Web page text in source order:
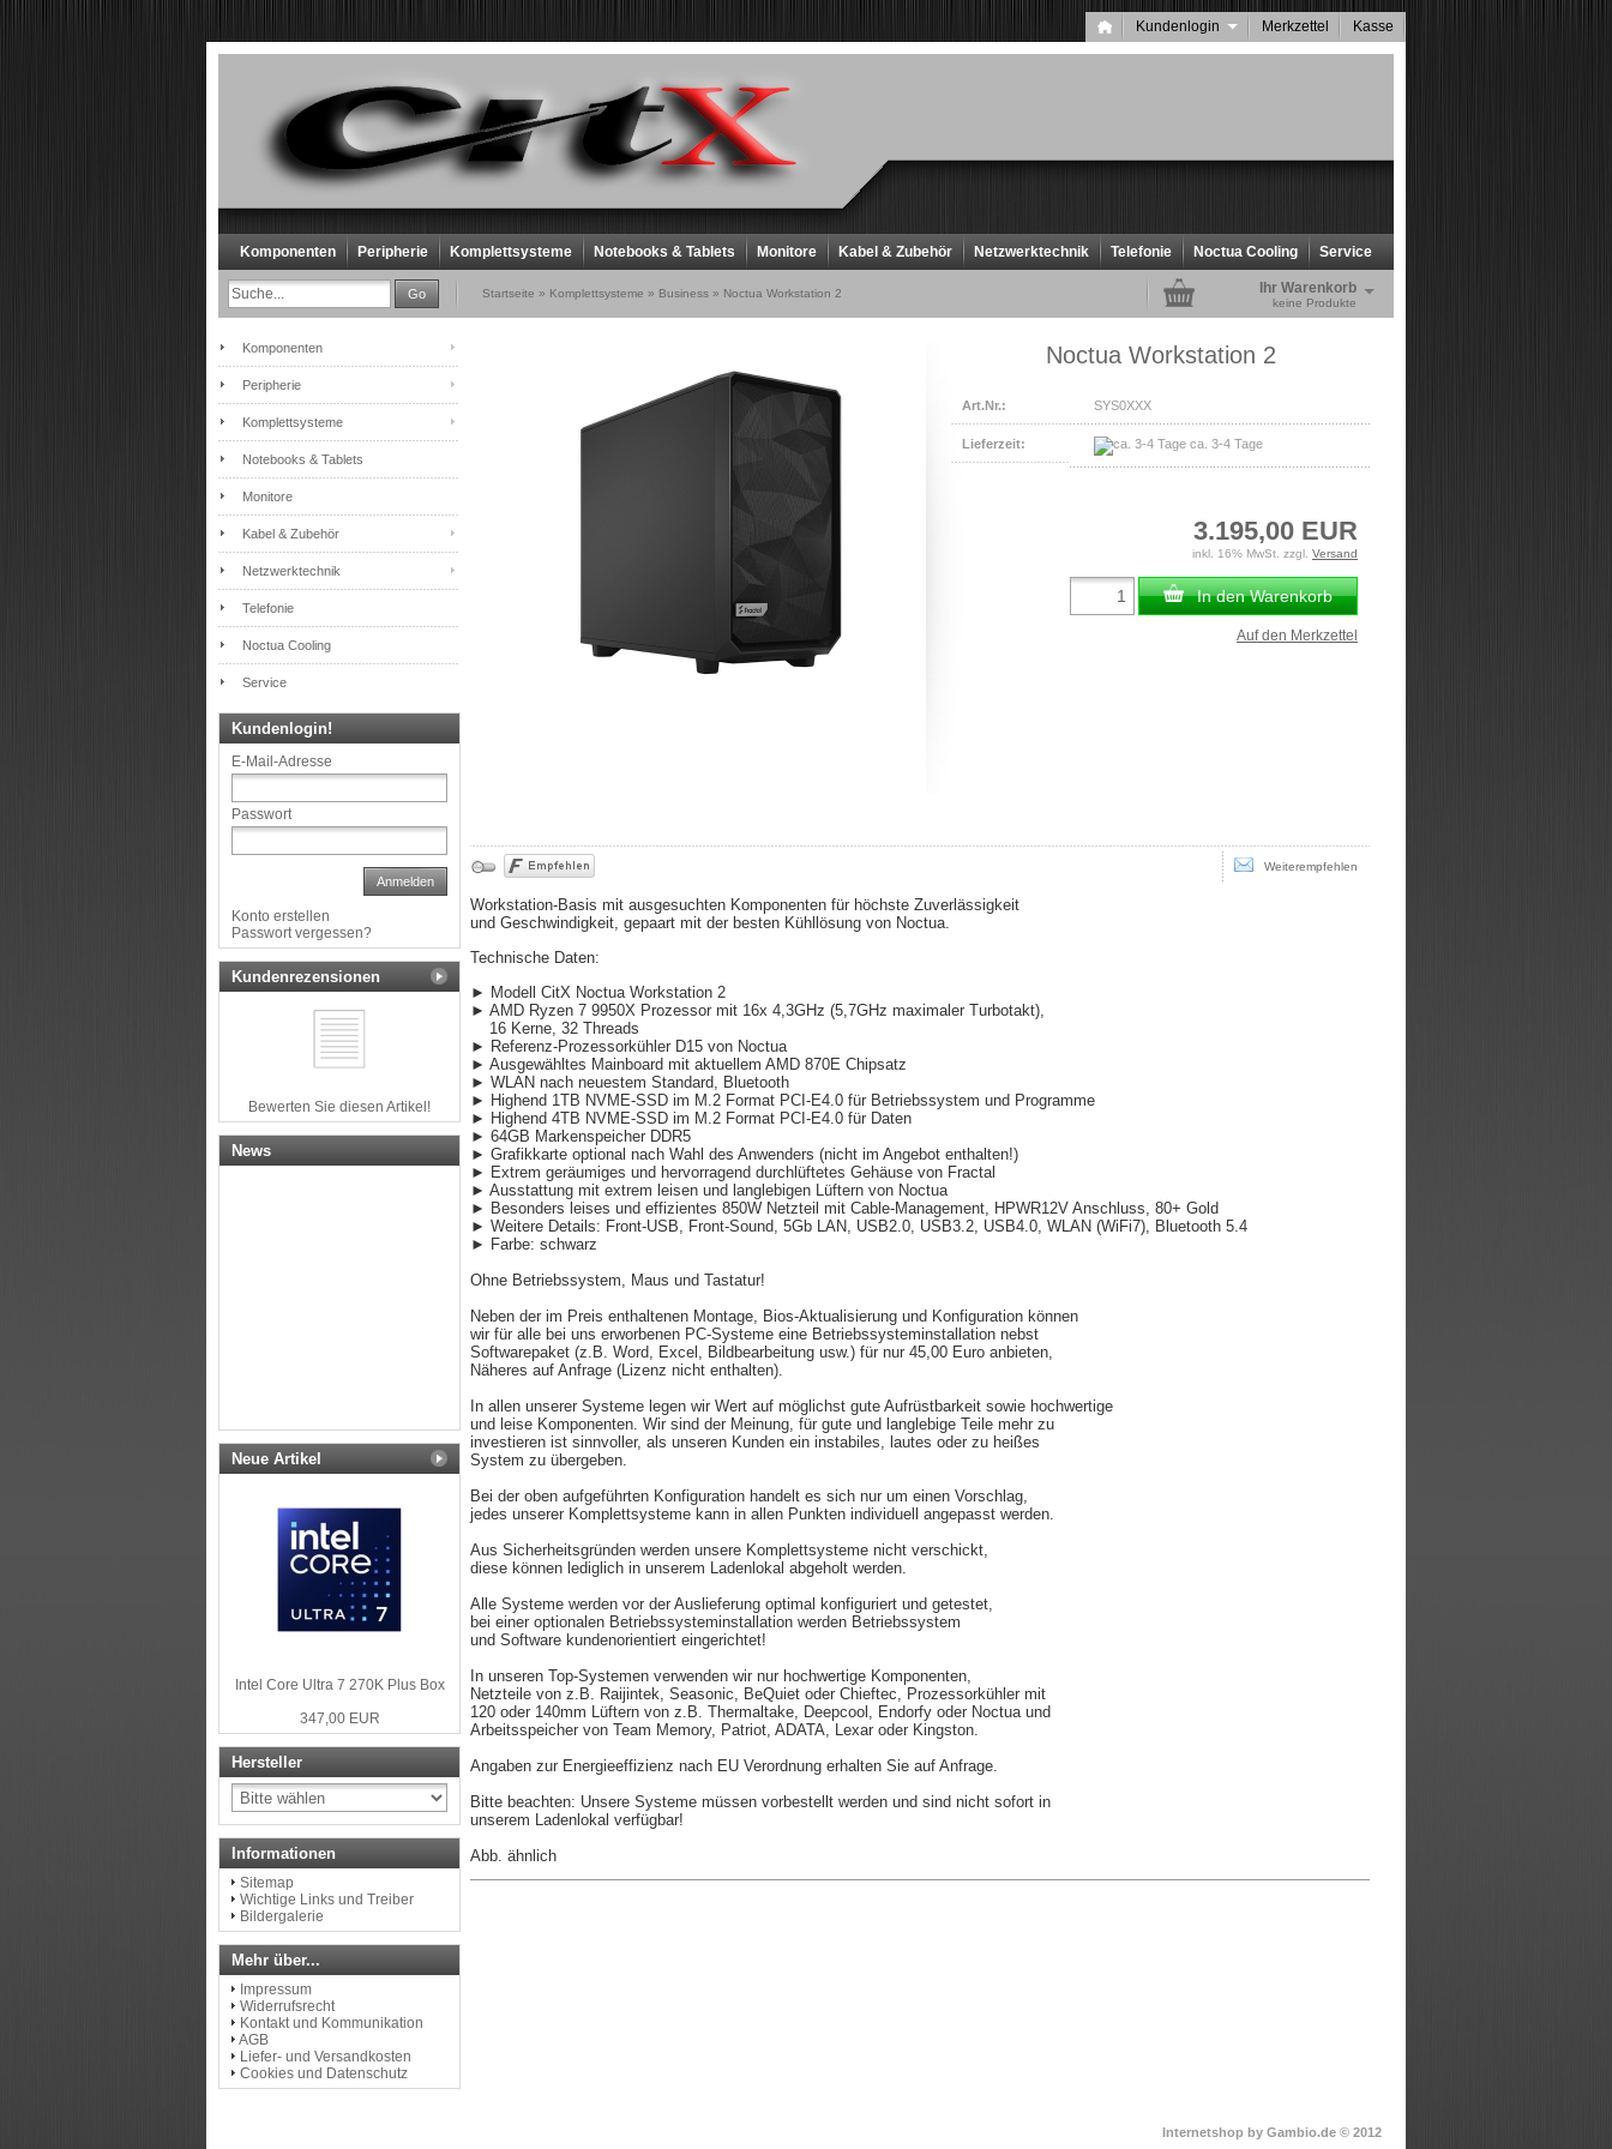
Kundenlogin Merkzettel Kasse
Komponenten Peripherie Komplettsysteme Notebooks & Tablets Monitore Kabel & Zubehör Netzwerktechnik Telefonie Noctua Cooling Service
Go Startseite » Komplettsysteme » Business » Noctua Workstation 2 Ihr Warenkorb
keine Produkte
Noctua Workstation 2
Art.Nr.: SYS0XXX
Lieferzeit: ca. 3-4 Tage
3.195,00 EUR
inkl. 16% MwSt. zzgl. Versand
In den Warenkorb
Auf den Merkzettel
Weiterempfehlen
Workstation-Basis mit ausgesuchten Komponenten für höchste Zuverlässigkeit
und Geschwindigkeit, gepaart mit der besten Kühllösung von Noctua.
Technische Daten:
► Modell CitX Noctua Workstation 2
► AMD Ryzen 7 9950X Prozessor mit 16x 4,3GHz (5,7GHz maximaler Turbotakt),
16 Kerne, 32 Threads
► Referenz-Prozessorkühler D15 von Noctua
► Ausgewähltes Mainboard mit aktuellem AMD 870E Chipsatz
► WLAN nach neuestem Standard, Bluetooth
► Highend 1TB NVME-SSD im M.2 Format PCI-E4.0 für Betriebssystem und Programme
► Highend 4TB NVME-SSD im M.2 Format PCI-E4.0 für Daten
► 64GB Markenspeicher DDR5
► Grafikkarte optional nach Wahl des Anwenders (nicht im Angebot enthalten!)
► Extrem geräumiges und hervorragend durchlüftetes Gehäuse von Fractal
► Ausstattung mit extrem leisen und langlebigen Lüftern von Noctua
► Besonders leises und effizientes 850W Netzteil mit Cable-Management, HPWR12V Anschluss, 80+ Gold
► Weitere Details: Front-USB, Front-Sound, 5Gb LAN, USB2.0, USB3.2, USB4.0, WLAN (WiFi7), Bluetooth 5.4
► Farbe: schwarz
Ohne Betriebssystem, Maus und Tastatur!
Neben der im Preis enthaltenen Montage, Bios-Aktualisierung und Konfiguration können
wir für alle bei uns erworbenen PC-Systeme eine Betriebssysteminstallation nebst
Softwarepaket (z.B. Word, Excel, Bildbearbeitung usw.) für nur 45,00 Euro anbieten,
Näheres auf Anfrage (Lizenz nicht enthalten).
In allen unserer Systeme legen wir Wert auf möglichst gute Aufrüstbarkeit sowie hochwertige
und leise Komponenten. Wir sind der Meinung, für gute und langlebige Teile mehr zu
investieren ist sinnvoller, als unseren Kunden ein instabiles, lautes oder zu heißes
System zu übergeben.
Bei der oben aufgeführten Konfiguration handelt es sich nur um einen Vorschlag,
jedes unserer Komplettsysteme kann in allen Punkten individuell angepasst werden.
Aus Sicherheitsgründen werden unsere Komplettsysteme nicht verschickt,
diese können lediglich in unserem Ladenlokal abgeholt werden.
Alle Systeme werden vor der Auslieferung optimal konfiguriert und getestet,
bei einer optionalen Betriebssysteminstallation werden Betriebssystem
und Software kundenorientiert eingerichtet!
In unseren Top-Systemen verwenden wir nur hochwertige Komponenten,
Netzteile von z.B. Raijintek, Seasonic, BeQuiet oder Chieftec, Prozessorkühler mit
120 oder 140mm Lüftern von z.B. Thermaltake, Deepcool, Endorfy oder Noctua und
Arbeitsspeicher von Team Memory, Patriot, ADATA, Lexar oder Kingston.
Angaben zur Energieeffizienz nach EU Verordnung erhalten Sie auf Anfrage.
Bitte beachten: Unsere Systeme müssen vorbestellt werden und sind nicht sofort in
unserem Ladenlokal verfügbar!
Abb. ähnlich
Komponenten
Peripherie
Komplettsysteme
Notebooks & Tablets
Monitore
Kabel & Zubehör
Netzwerktechnik
Telefonie
Noctua Cooling
Service
Kundenlogin!
E-Mail-Adresse
Passwort
Anmelden
Konto erstellen
Passwort vergessen?
Kundenrezensionen
Bewerten Sie diesen Artikel!
News
Neue Artikel
Intel Core Ultra 7 270K Plus Box
347,00 EUR
Hersteller
Informationen
Sitemap
Wichtige Links und Treiber
Bildergalerie
Mehr über...
Impressum
Widerrufsrecht
Kontakt und Kommunikation
AGB
Liefer- und Versandkosten
Cookies und Datenschutz
Internetshop by Gambio.de © 2012